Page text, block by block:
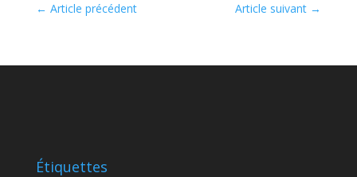
← Article précédent Article suivant →
Étiquettes